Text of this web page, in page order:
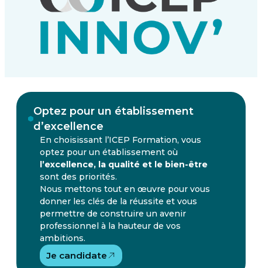
Optez pour un établissement
d’excellence
En choisissant l’ICEP Formation, vous
optez pour un établissement où
l’excellence, la qualité et le bien-être
sont des priorités.
Nous mettons tout en œuvre pour vous
donner les clés de la réussite et vous
permettre de construire un avenir
professionnel à la hauteur de vos
ambitions.
Je candidate